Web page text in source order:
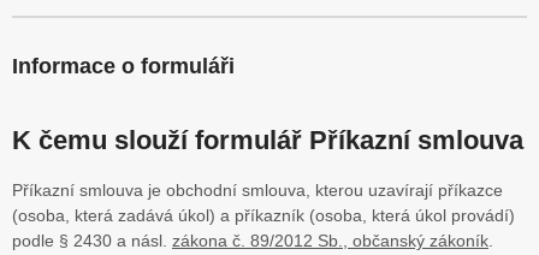
Informace o formuláři
K čemu slouží formulář Příkazní smlouva
Příkazní smlouva je obchodní smlouva, kterou uzavírají příkazce
(osoba, která zadává úkol) a příkazník (osoba, která úkol provádí)
podle § 2430 a násl. zákona č. 89/2012 Sb., občanský zákoník